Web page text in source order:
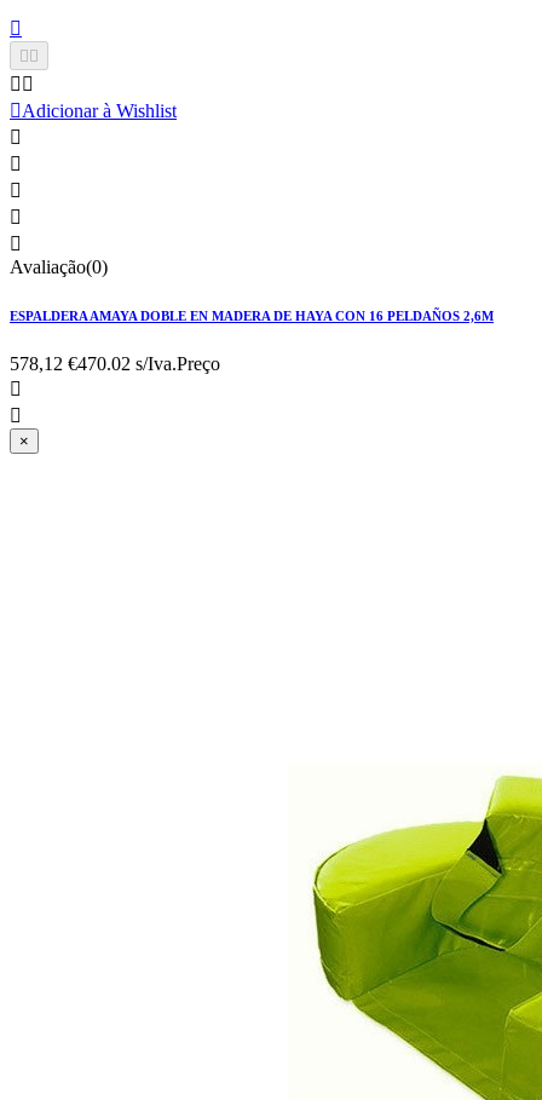

 
 
Adicionar à Wishlist





Avaliação(0)
ESPALDERA AMAYA DOBLE EN MADERA DE HAYA CON 16 PELDAÑOS 2,6M
578,12 €470.02 s/Iva.Preço


×